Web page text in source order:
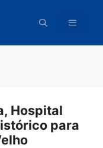
Hospital
histórico